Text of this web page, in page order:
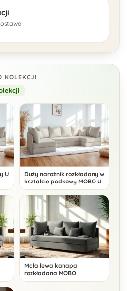
KOLEKCJI
U
Duży narożnik rozkładany w
kształcie podkowy MOBO U
Mała lewa kanapa
rozkładana MOBO